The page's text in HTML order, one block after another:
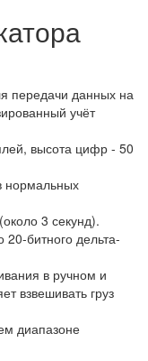
передачи данных на
учёт
высота цифр - 50
нормальных
3 секунд).
20-битного дельта-
в ручном и
взвешивать груз
диапазоне